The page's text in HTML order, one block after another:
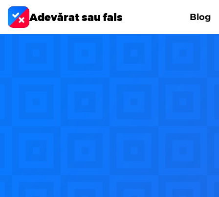
Adevărat sau fals Blog